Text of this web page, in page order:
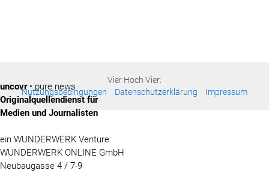
Vier Hoch Vier:
Nutzungsbedingungen
Datenschutzerklärung Impressum
uncovr• pure news
Originalquellendienst für
Medien und Journalisten
ein WUNDERWERK Venture:
WUNDERWERK ONLINE GmbH
Neubaugasse 4 / 7-9